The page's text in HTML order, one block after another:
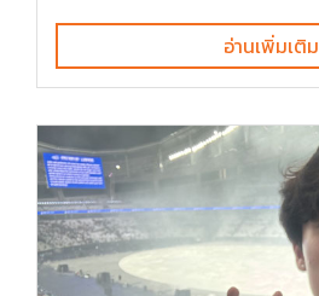
อ่านเพิ่มเติม